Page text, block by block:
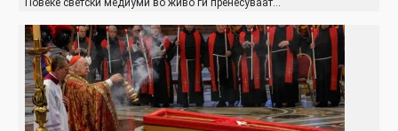
Повеќе светски медиуми во живо ги пренесуваат…